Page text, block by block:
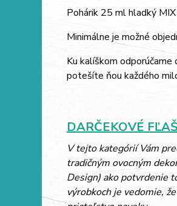
Pohárik 25 ml hladký
Minimálne je možné
Ku kalíškom odporúčame
potešíte ňou každého
DARČEKOVÉ
V tejto kategórií Vám
tradičným ovocným
Design) ako potvrdenie
výrobkoch je vedomie,